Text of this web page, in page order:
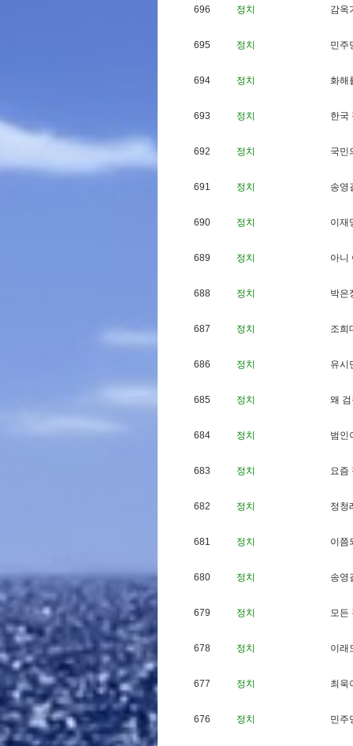
696 정치 감옥
695 정치 민주
694 정치 화해
693 정치 한국
692 정치 국민
691 정치 송영
690 정치 이 재
689 정치 아니
688 정치 박은
687 정치 조희
686 정치 유시
685 정치 왜 검
684 정치 범 인
683 정치 요즘
682 정치 정청
681 정치 이 쯤
680 정치 송영
679 정치 모든
678 정치 이 래
677 정치 최 욱
676 정치 민주